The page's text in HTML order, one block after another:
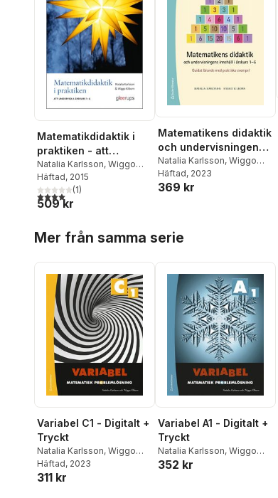
Matematikdidaktik i
praktiken - att
undervisa i årskurs 1-
6
Natalia Karlsson, Wiggo
Kilborn
Häftad, 2015
4,0utav 5 stjärnor. Totalt antal röster:
(1)
509 kr
Matematikens didaktik
och undervisningens
innehåll i årskurs 1-6 -
Guidat lärande med
praktiska exempel
Natalia Karlsson, Wiggo
Kilborn
Häftad, 2023
369 kr
Mer från samma serie
Variabel C1 - Digitalt +
Tryckt
Natalia Karlsson, Wiggo
Kilborn
Häftad, 2023
311 kr
Variabel A1 - Digitalt +
Tryckt
Natalia Karlsson, Wiggo
Kilborn
352 kr